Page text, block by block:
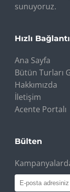
sunuyoruz.
Hızlı
Ana Sayfa
Bütün Turları
Hakkımızda
İletişim
Acente Portalı
Bülten